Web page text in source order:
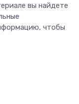
вы найдете
чтобы